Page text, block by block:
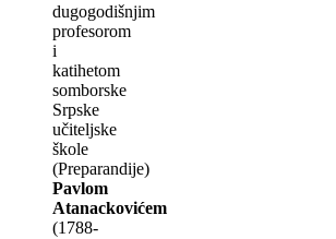
dugogodišnjim
profesorom
i
katihetom
somborske
Srpske
učitelјske
škole
(Preparandije)
Pavlom
Atanackovićem
(1788-